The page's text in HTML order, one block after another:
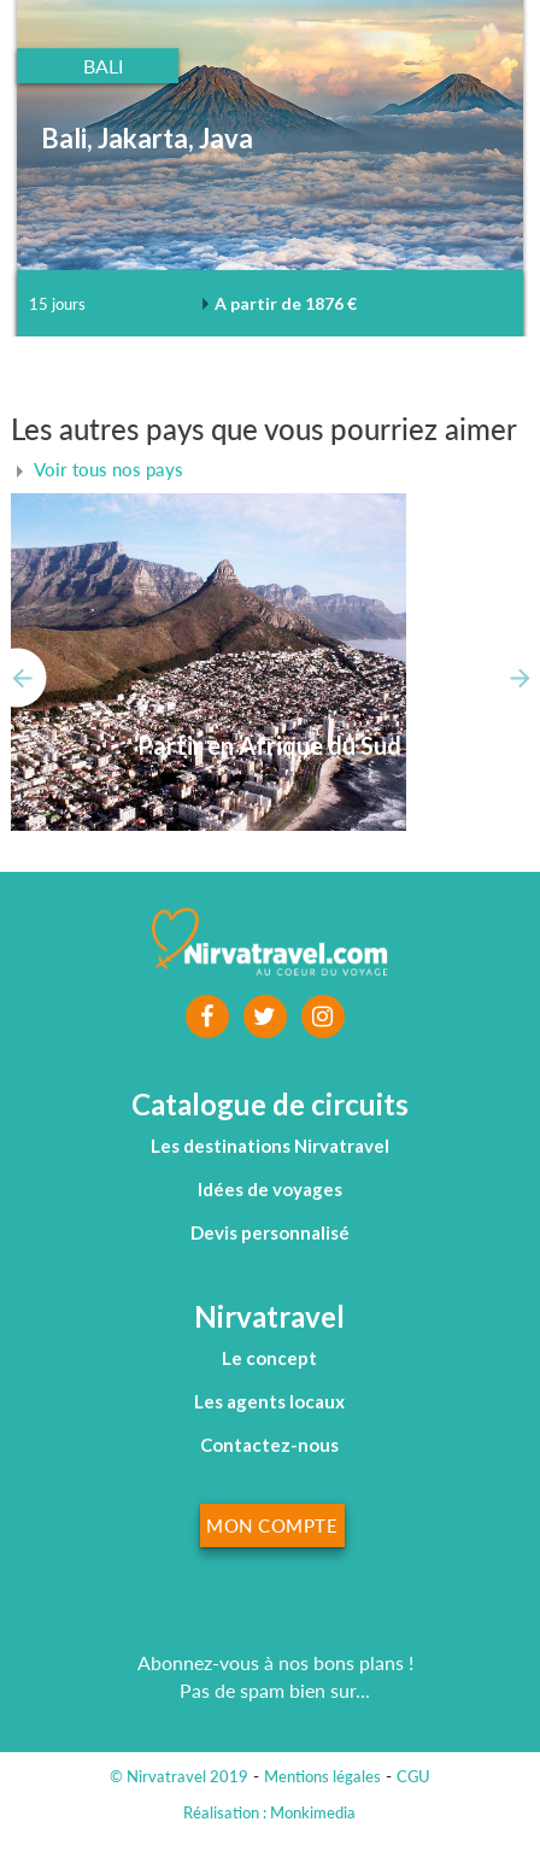
BALI
Bali, Jakarta, Java
15 jours A partir de 1876 €
Les autres pays que vous pourriez aimer
Voir tous nos pays
Partir en Afrique du Sud
Abonnez-vous à nos bons plans !
Pas de spam bien sur...
Catalogue de circuits
Les destinations Nirvatravel
Idées de voyages
Devis personnalisé
MON COMPTE
Nirvatravel
Le concept
Les agents locaux
Contactez-nous
© Nirvatravel 2019 Mentions légales
CGU
Réalisation : Monkimedia